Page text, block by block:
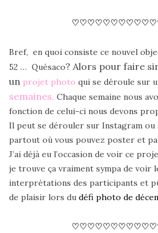
♡♡♡♡♡♡♡♡♡♡♡
Bref, en quoi consiste ce nouvel
52 … Quésaco? Alors pour faire
un projet photo qui se déroule sur
semaines. Chaque semaine nous
fonction de celui-ci nous devons
Il peut se dérouler sur Instagram
partout où vous pouvez poster et
J’ai déjà eu l’occasion de voir ce
je trouve ça vraiment sympa de voir
interprétations des participants et
de plaisir lors du défi photo de
♡♡♡♡♡♡♡♡♡♡♡